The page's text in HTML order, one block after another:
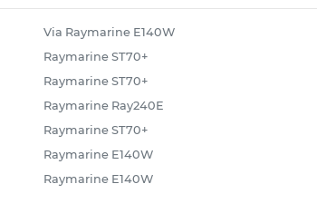
Via Raymarine E140W
Raymarine ST70+
Raymarine ST70+
Raymarine Ray240E
Raymarine ST70+
Raymarine E140W
Raymarine E140W